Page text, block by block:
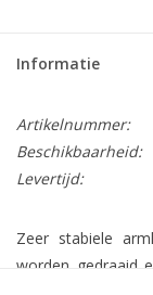
Informatie
Artikelnummer:
Beschikbaarheid:
Levertijd:
Zeer stabiele
worden gedraaid